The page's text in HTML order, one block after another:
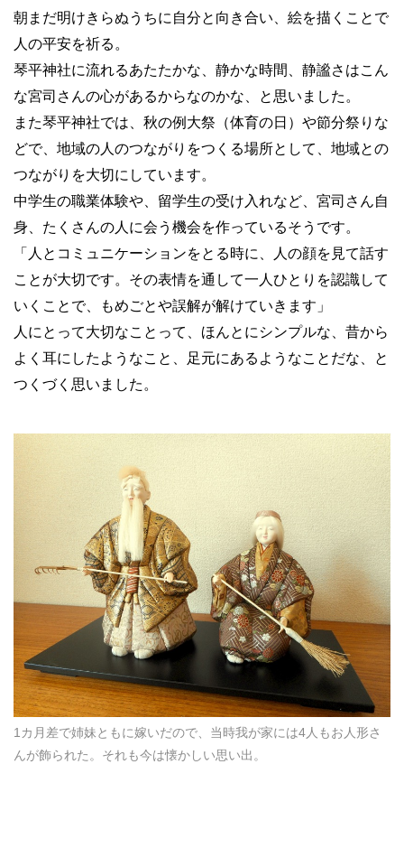
朝まだ明けきらぬうちに自分と向き合い、絵を描くことで
人の平安を祈る。
琴平神社に流れるあたたかな、静かな時間、静謐さはこん
な宮司さんの心があるからなのかな、と思いました。
また琴平神社では、秋の例大祭（体育の日）や節分祭りな
どで、地域の人のつながりをつくる場所として、地域との
つながりを大切にしています。
中学生の職業体験や、留学生の受け入れなど、宮司さん自
身、たくさんの人に会う機会を作っているそうです。
「人とコミュニケーションをとる時に、人の顔を見て話す
ことが大切です。その表情を通して一人ひとりを認識して
いくことで、もめごとや誤解が解けていきます」
人にとって大切なことって、ほんとにシンプルな、昔から
よく耳にしたようなこと、足元にあるようなことだな、と
つくづく思いました。
1カ月差で姉妹ともに嫁いだので、当時我が家には4人もお人形さ
んが飾られた。それも今は懐かしい思い出。